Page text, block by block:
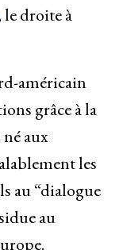
le droite à
américain
grâce à la
aux
les
au “dialogue
au